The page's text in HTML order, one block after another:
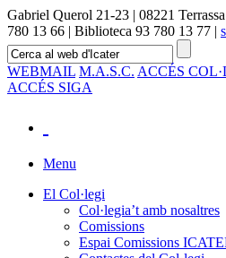
Gabriel Querol 21-23 | 08221 Terrassa
780 13 66 | Biblioteca 93 780 13 77 |
WEBMAIL M.A.S.C. ACCÉS
ACCÉS SIGA
Menu
El Col·legi
Col·legia’t amb nosaltres
Comissions
Espai Comissions